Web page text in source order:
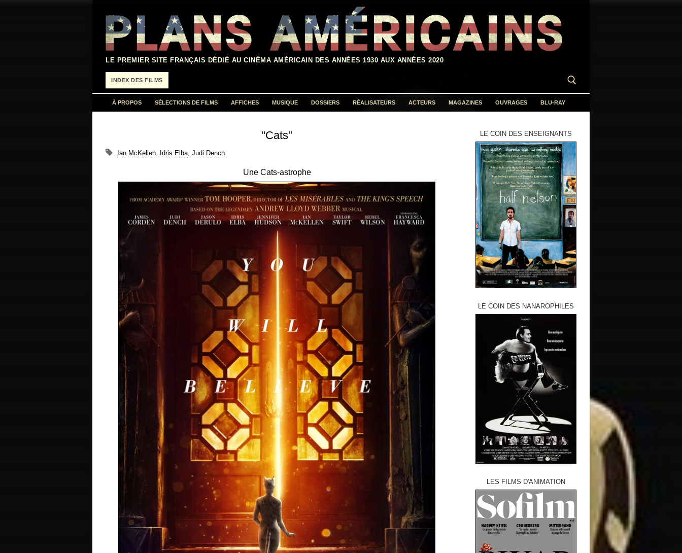
contenu
LE PREMIER SITE FRANÇAIS DÉDIÉ AU CINÉMA AMÉRICAIN DES ANNÉES 1930 AUX ANNÉES 2020
INDEX DES FILMS
À PROPOS SÉLECTIONS DE FILMS AFFICHES MUSIQUE DOSSIERS RÉALISATEURS ACTEURS MAGAZINES OUVRAGES BLU-RAY
"Cats"
Ian McKellen, Idris Elba, Judi Dench
Une Cats-astrophe
LE COIN DES ENSEIGNANTS
LE COIN DES NANAROPHILES
LES FILMS D'ANIMATION